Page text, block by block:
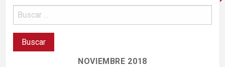
NOVIEMBRE 2018